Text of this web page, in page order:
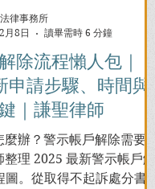
除流程懶人包｜
請步驟、時間與
｜謙聖律師
辦？警示帳戶解除需要多
理 2025 最新警示帳戶解
圖。從取得不起訴處分書到
律事務所
月8日
讀畢需時 6 分鐘